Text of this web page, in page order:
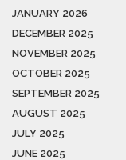
JANUARY 2026
DECEMBER 2025
NOVEMBER 2025
OCTOBER 2025
SEPTEMBER 2025
AUGUST 2025
JULY 2025
JUNE 2025